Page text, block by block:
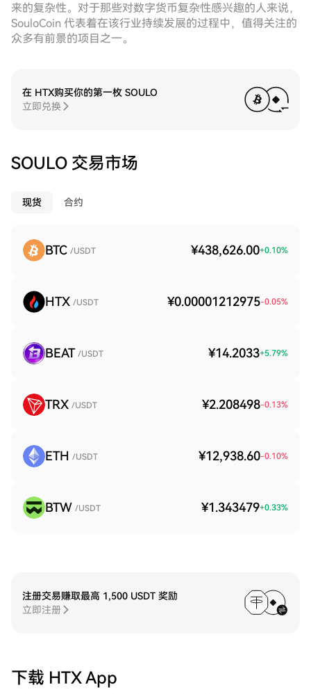
来的复杂性。对于那些对数字货币复杂性感兴趣的人来说，
SouloCoin 代表着在该行业持续发展的过程中，值得关注的
众多有前景的项目之一。
在 HTX购买你的第一枚 SOULO
立即兑换
SOULO 交易市场
现货 合约
BTC /USDT ¥438,626.00+0.10%
HTX /USDT ¥0.00001212975-0.05%
BEAT /USDT ¥14.2033+5.79%
TRX /USDT ¥2.208498-0.13%
ETH /USDT ¥12,938.60-0.10%
BTW /USDT ¥1.343479+0.33%
注册交易赚取最高 1,500 USDT 奖励
立即注册
下载 HTX App